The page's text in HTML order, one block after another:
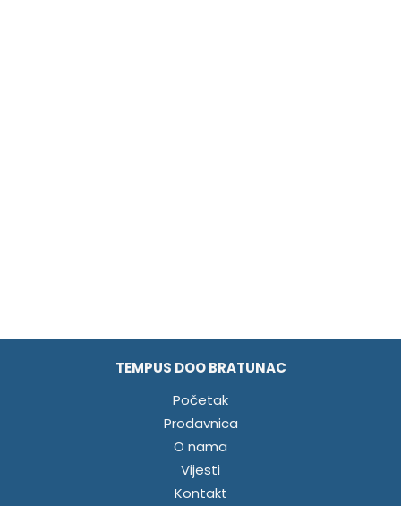
TEMPUS DOO BRATUNAC
Početak
Prodavnica
O nama
Vijesti
Kontakt